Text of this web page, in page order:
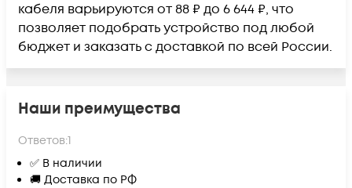
кабеля варьируются от 88 ₽ до 6 644 ₽, что
позволяет подобрать устройство под любой
бюджет и заказать с доставкой по всей России.
Наши преимущества
Ответов:1
✅ В наличии
🚚 Доставка по РФ